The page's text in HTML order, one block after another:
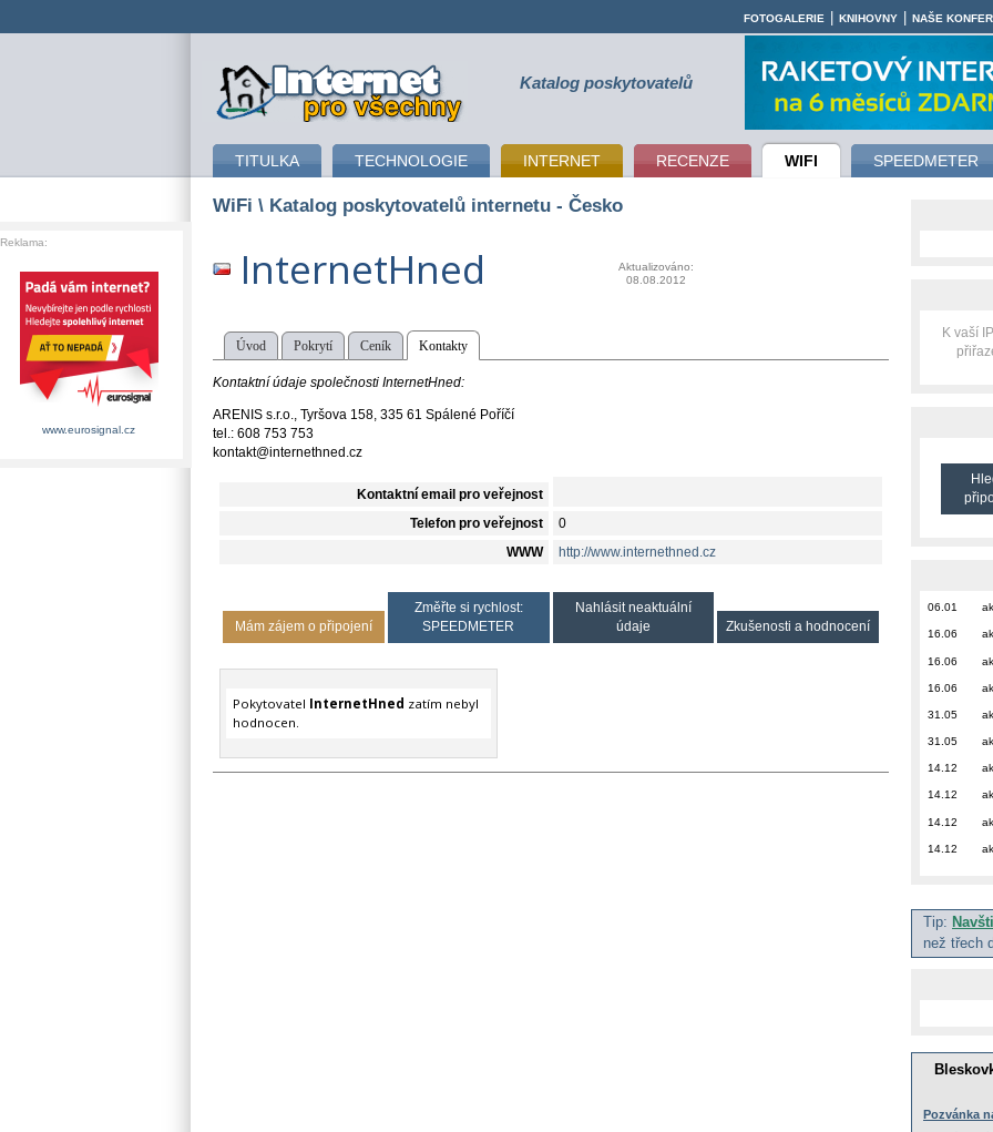
připojení k internetu Katalog poskytovatelů
TITULKA TECHNOLOGIE INTERNET RECENZE WIFI SPEEDMETER
FOTOGALERIE KNIHOVNY NAŠE
WiFi \ Katalog poskytovatelů internetu - Česko
InternetHned
Aktualizováno:
08.08.2012
Úvod Pokrytí Ceník Kontakty
Kontaktní údaje společnosti InternetHned:
ARENIS s.r.o., Tyršova 158, 335 61 Spálené Poříčí
tel.: 608 753 753
kontakt@internethned.cz
Kontaktní email pro veřejnost
Telefon pro veřejnost 0
WWW http://www.internethned.cz
Mám zájem o připojení
Změřte si rychlost:
SPEEDMETER
Nahlásit neaktuální
údaje
Zkušenosti a hodnocení
Pokytovatel InternetHned zatím nebyl
hodnocen.
K vaší
06.01
16.06
16.06
16.06
31.05
31.05
14.12
14.12
14.12
14.12
Tip:
než třech
Reklama:
www.eurosignal.cz